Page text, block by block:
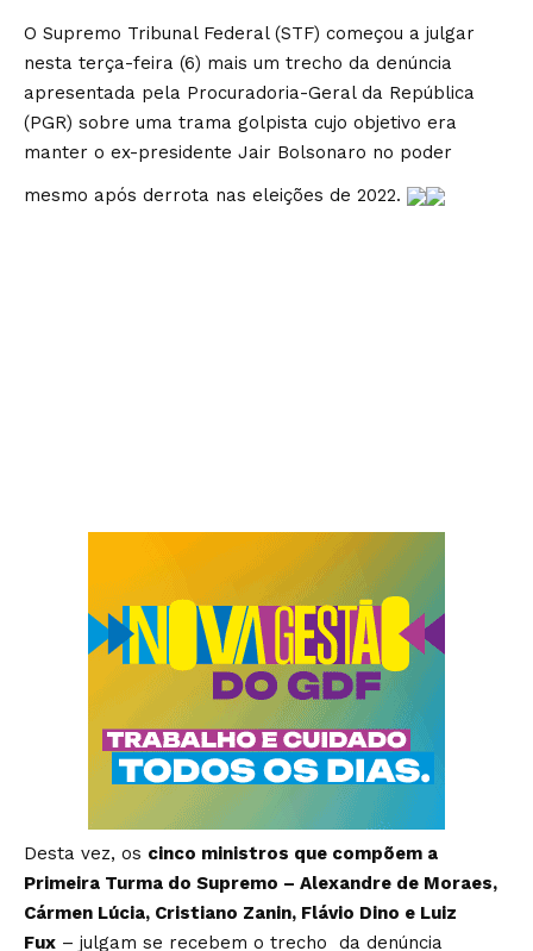
O Supremo Tribunal Federal (STF) começou a julgar
nesta terça-feira (6) mais um trecho da denúncia
apresentada pela Procuradoria-Geral da República
(PGR) sobre uma trama golpista cujo objetivo era
manter o ex-presidente Jair Bolsonaro no poder
mesmo após derrota nas eleições de 2022.
Desta vez, os cinco ministros que compõem a
Primeira Turma do Supremo – Alexandre de Moraes,
Cármen Lúcia, Cristiano Zanin, Flávio Dino e Luiz
Fux – julgam se recebem o trecho da denúncia